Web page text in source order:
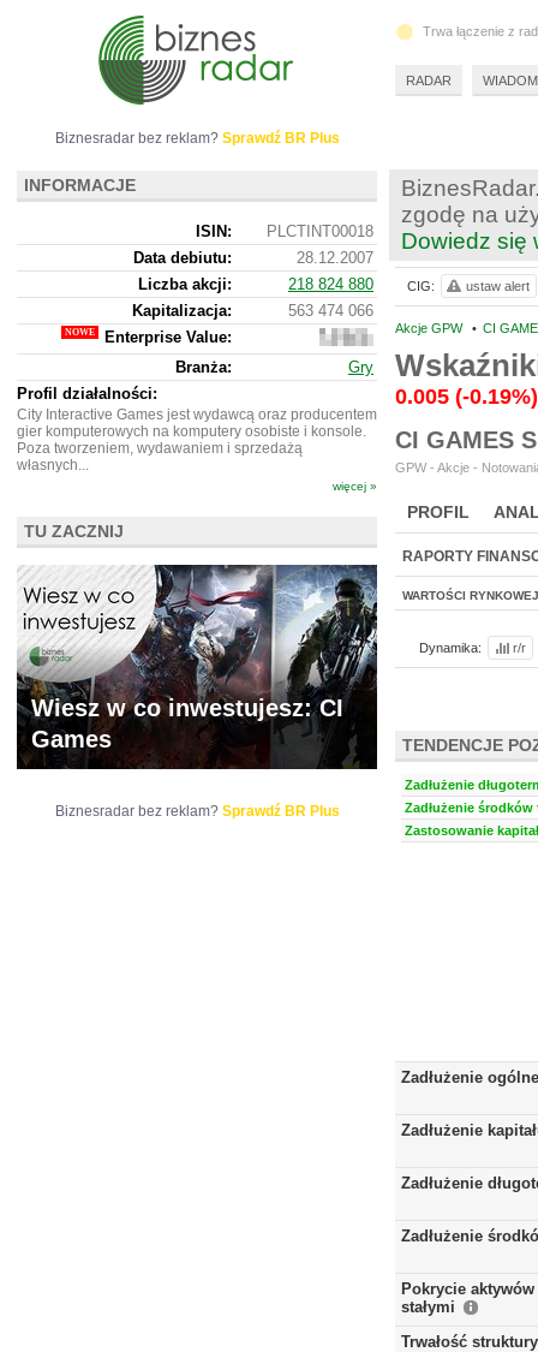
zgodę na
Dowiedz się
Akcje GPW • CI
0.005 (-0.19%)
CI GAMES
GPW - Akcje -
PROFIL
WYCENA BR
RAPORTY
WARTOŚCI RYNKOWEJ
Dynamika: r/r
TENDENCJE
Zadłużenie
Zadłużenie środków
Zastosowanie
Zadłużenie ogólne
Zadłużenie
Zadłużenie
Zadłużenie
Pokrycie aktywów
stałymi
Trwałość
CIG: ustaw alert
Biznesradar bez reklam? Sprawdź BR Plus
INFORMACJE
ISIN:
PLCTINT00018
Data debiutu:
28.12.2007
Liczba akcji:
218 824 880
Kapitalizacja:
563 474 066
Enterprise Value:
613
194
066
Branża:
Gry
Profil działalności:
City Interactive Games jest wydawcą oraz producentem
gier komputerowych na komputery osobiste i konsole.
Poza tworzeniem, wydawaniem i sprzedażą
własnych...
więcej »
TU ZACZNIJ
Wiesz w co inwestujesz: CI
Games
Biznesradar bez reklam? Sprawdź BR Plus
Trwa łączenie z
RADAR